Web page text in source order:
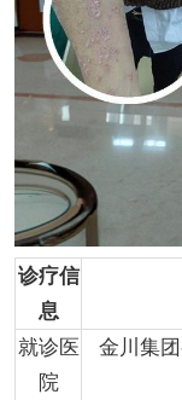
诊疗信
息
就诊医
院
金川集